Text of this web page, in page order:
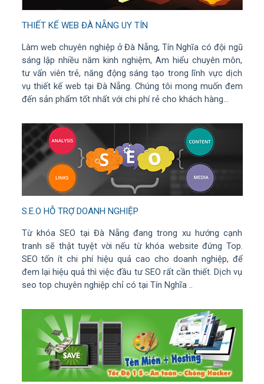
THIẾT KẾ WEB ĐÀ NẴNG UY TÍN
Làm web chuyên nghiệp ở Đà Nẵng, Tín Nghĩa có đội ngũ
sáng lập nhiều năm kinh nghiệm, Am hiểu chuyên môn,
tư vấn viên trẻ, năng động sáng tạo trong lĩnh vực dịch
vụ thiết kế web tại Đà Nẵng. Chúng tôi mong muốn đem
đến sản phẩm tốt nhất với chi phí rẻ cho khách hàng...
S.E.O HỖ TRỢ DOANH NGHIỆP
Từ khóa SEO tại Đà Nẵng đang trong xu hướng cạnh
tranh sẽ thật tuyệt vời nếu từ khóa website đứng Top.
SEO tốn ít chi phí hiệu quả cao cho doanh nghiệp, để
đem lại hiệu quả thì việc đầu tư SEO rất cần thiết. Dịch vụ
seo top chuyên nghiệp chỉ có tại Tín Nghĩa ..